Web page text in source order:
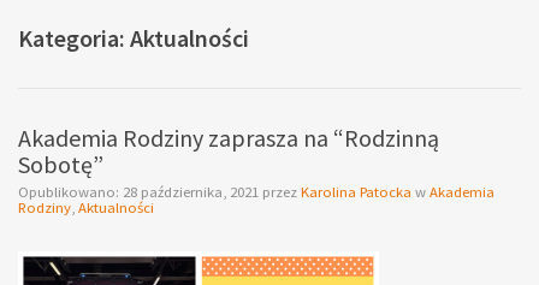
Kategoria: Aktualności
Akademia Rodziny zaprasza na “Rodzinną
Sobotę”
Opublikowano: 28 października, 2021 przez Karolina Patocka w Akademia
Rodziny, Aktualności